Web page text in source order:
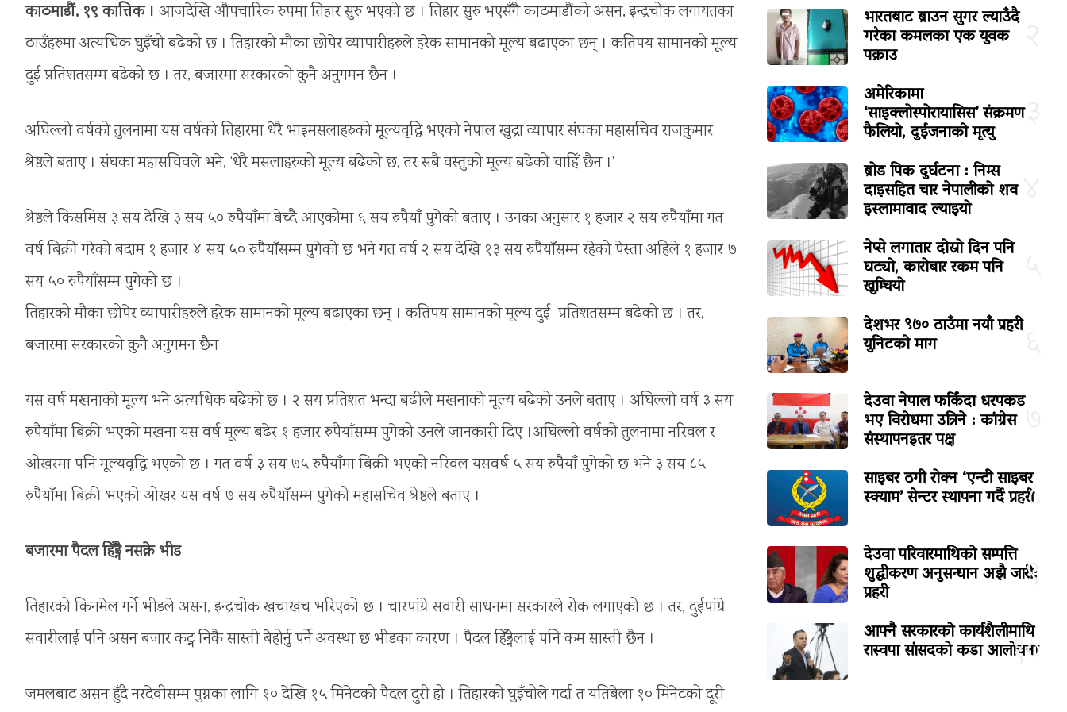
काठमाडौं, १९ कात्तिक । आजदेखि औपचारिक रुपमा तिहार सुरु भएको छ । तिहार सुरु भएसँगै काठमाडौंको असन, इन्द्रचोक लगायतका
ठाउँहरुमा अत्यधिक घुइँचो बढेको छ । तिहारको मौका छोपेर व्यापारीहरुले हरेक सामानको मूल्य बढाएका छन् । कतिपय सामानको मूल्य
दुई प्रतिशतसम्म बढेको छ । तर, बजारमा सरकारको कुनै अनुगमन छैन ।
अघिल्लो वर्षको तुलनामा यस वर्षको तिहारमा धेरै भाइमसलाहरुको मूल्यवृद्धि भएको नेपाल खुद्रा व्यापार संघका महासचिव राजकुमार
श्रेष्ठले बताए । संघका महासचिवले भने, ‘धेरै मसलाहरुको मूल्य बढेको छ, तर सबै वस्तुको मूल्य बढेको चाहिँ छैन ।’
श्रेष्ठले किसमिस ३ सय देखि ३ सय ५० रुपैयाँमा बेच्दै आएकोमा ६ सय रुपैयाँ पुगेको बताए । उनका अनुसार १ हजार २ सय रुपैयाँमा गत
वर्ष बिक्री गरेको बदाम १ हजार ४ सय ५० रुपैयाँसम्म पुगेको छ भने गत वर्ष २ सय देखि १३ सय रुपैयाँसम्म रहेको पेस्ता अहिले १ हजार ७
सय ५० रुपैयाँसम्म पुगेको छ ।
तिहारको मौका छोपेर व्यापारीहरुले हरेक सामानको मूल्य बढाएका छन् । कतिपय सामानको मूल्य दुई प्रतिशतसम्म बढेको छ । तर,
बजारमा सरकारको कुनै अनुगमन छैन
यस वर्ष मखनाको मूल्य भने अत्यधिक बढेको छ । २ सय प्रतिशत भन्दा बढीले मखनाको मूल्य बढेको उनले बताए । अघिल्लो वर्ष ३ सय
रुपैयाँमा बिक्री भएको मखना यस वर्ष मूल्य बढेर १ हजार रुपैयाँसम्म पुगेको उनले जानकारी दिए ।अघिल्लो वर्षको तुलनामा नरिवल र
ओखरमा पनि मूल्यवृद्धि भएको छ । गत वर्ष ३ सय ७५ रुपैयाँमा बिक्री भएको नरिवल यसवर्ष ५ सय रुपैयाँ पुगेको छ भने ३ सय ८५
रुपैयाँमा बिक्री भएको ओखर यस वर्ष ७ सय रुपैयाँसम्म पुगेको महासचिव श्रेष्ठले बताए ।
बजारमा पैदल हिँड्नै नसक्ने भीड
तिहारको किनमेल गर्ने भीडले असन, इन्द्रचोक खचाखच भरिएको छ । चारपांग्रे सवारी साधनमा सरकारले रोक लगाएको छ । तर, दुईपांग्रे
सवारीलाई पनि असन बजार कट्न निकै सास्ती बेहोर्नु पर्ने अवस्था छ भीडका कारण । पैदल हिँड्नेलाई पनि कम सास्ती छैन ।
जमलबाट असन हुँदै नरदेवीसम्म पुग्नका लागि १० देखि १५ मिनेटको पैदल दुरी हो । तिहारको घुइँचोले गर्दा त यतिबेला १० मिनेटको दूरी
भारतबाट ब्राउन सुगर ल्याउँदै
गरेका कमलका एक युवक
पक्राउ
३
अमेरिकामा
‘साइक्लोस्पोरायासिस’ संक्रमण
फैलियो, दुईजनाको मृत्यु
ब्रोड पिक दुर्घटना : निम्स
दाइसहित चार नेपालीको शव
इस्लामावाद ल्याइयो
नेप्से लगातार दोस्रो दिन पनि
घट्यो, कारोबार रकम पनि
खुम्चियो
देशभर ९७० ठाउँमा नयाँ प्रहरी
युनिटको माग
७
देउवा नेपाल फर्किंदा धरपकड
भए विरोधमा उत्रिने : कांग्रेस
संस्थापनइतर पक्ष
८
साइबर ठगी रोक्न ‘एन्टी साइबर
स्क्याम’ सेन्टर स्थापना गर्दै प्रहरी
९
देउवा परिवारमाथिको सम्पत्ति
शुद्धीकरण अनुसन्धान अझै जारी:
प्रहरी
१०
आफ्नै सरकारको कार्यशैलीमाथि
रास्वपा सांसदको कडा आलोचना